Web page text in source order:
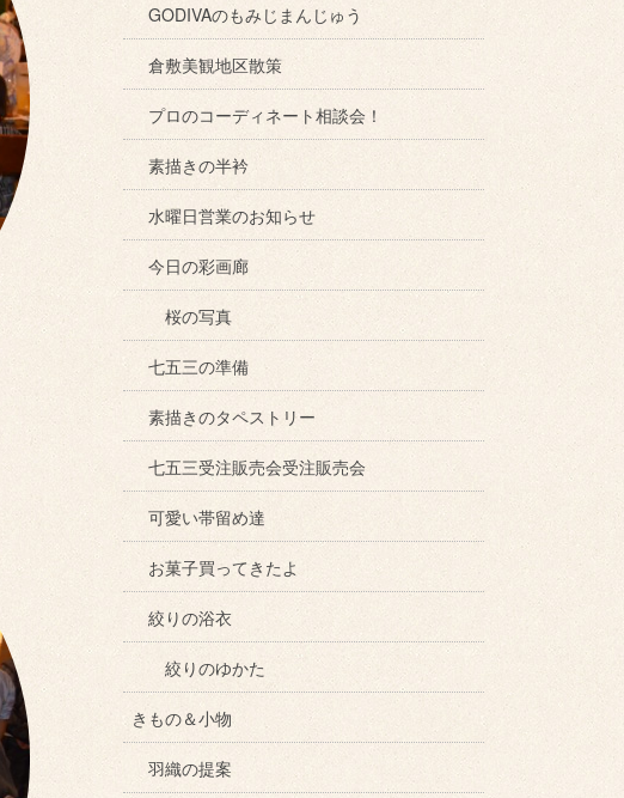
GODIVAのもみじまんじゅう
倉敷美観地区散策
プロのコーディネート相談会！
素描きの半衿
水曜日営業のお知らせ
今日の彩画廊
桜の写真
七五三の準備
素描きのタペストリー
七五三受注販売会受注販売会
可愛い帯留め達
お菓子買ってきたよ
絞りの浴衣
絞りのゆかた
きもの＆小物
羽織の提案